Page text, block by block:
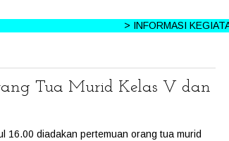
> INFORMASI KEGIATAN: HPMS -
Tua Murid Kelas V dan
16.00 diadakan pertemuan orang tua murid